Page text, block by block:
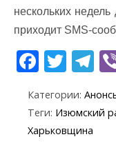
нескольких
приходит SMS-
F
e
b
T
itt
er
T
e
gr
Категории:
Теги: Изюмский
Харьковщина